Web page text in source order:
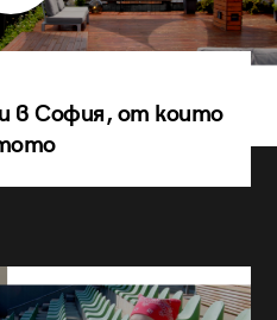
в София, от които